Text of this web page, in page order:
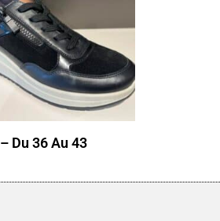
Du 36 Au 43